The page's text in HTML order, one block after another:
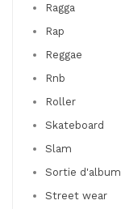
Ragga
Rap
Reggae
Rnb
Roller
Skateboard
Slam
Sortie d'album
Street wear